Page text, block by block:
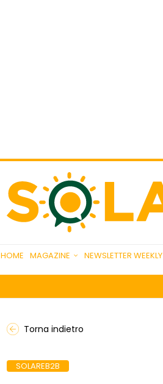
HOME MAGAZINE NEWSLETTER WEEKLY
Torna indietro
SOLAREB2B